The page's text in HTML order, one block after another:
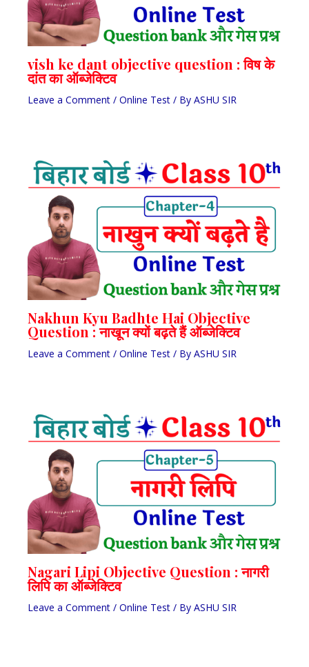
vish ke dant objective question : विष के
दांत का ऑब्जेक्टिव
Leave a Comment / Online Test / By ASHU SIR
Nakhun Kyu Badhte Hai Objective
Question : नाखून क्यों बढ़ते हैं ऑब्जेक्टिव
Leave a Comment / Online Test / By ASHU SIR
Nagari Lipi Objective Question : नागरी
लिपि का ऑब्जेक्टिव
Leave a Comment / Online Test / By ASHU SIR